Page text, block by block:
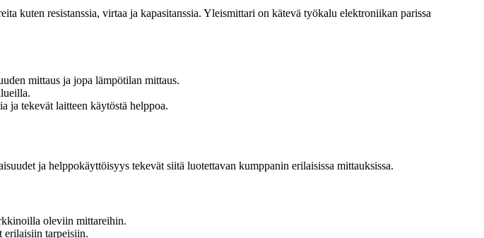
kuten resistanssia, virtaa ja kapasitanssia. Yleismittari on kätevä työkalu elektroniikan parissa
mittaus ja jopa lämpötilan mittaus.
ja tekevät laitteen käytöstä helppoa.
ja helppokäyttöisyys tekevät siitä luotettavan kumppanin erilaisissa mittauksissa.
oleviin mittareihin.
erilaisiin tarpeisiin.